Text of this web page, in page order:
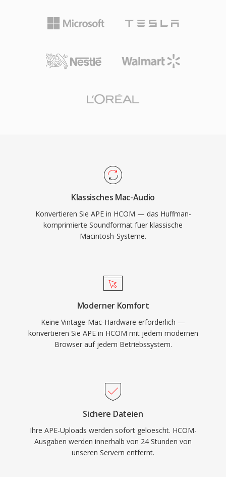
Klassisches Mac-Audio
Konvertieren Sie APE in HCOM — das Huffman-
komprimierte Soundformat fuer klassische
Macintosh-Systeme.
Moderner Komfort
Keine Vintage-Mac-Hardware erforderlich —
konvertieren Sie APE in HCOM mit jedem modernen
Browser auf jedem Betriebssystem.
Sichere Dateien
Ihre APE-Uploads werden sofort geloescht. HCOM-
Ausgaben werden innerhalb von 24 Stunden von
unseren Servern entfernt.